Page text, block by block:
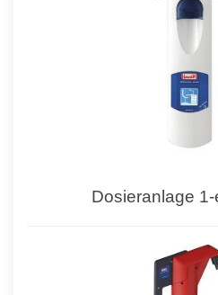
Dosieranlage